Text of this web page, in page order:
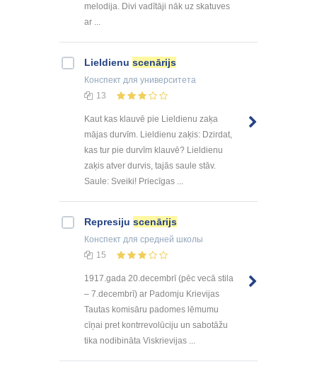
melodija. Divi vadītāji nāk uz skatuves
ar ...
Lieldienu scenārijs
Конспект для университета
13
Kaut kas klauvē pie Lieldienu zaķa
mājas durvīm. Lieldienu zaķis: Dzirdat,
kas tur pie durvīm klauvē? Lieldienu
zaķis atver durvis, tajās saule stāv.
Saule: Sveiki! Priecīgas ...
Represiju scenārijs
Конспект для средней школы
15
1917.gada 20.decembrī (pēc vecā stila
– 7.decembrī) ar Padomju Krievijas
Tautas komisāru padomes lēmumu
cīņai pret kontrrevolūciju un sabotāžu
tika nodibināta Viskrievijas ...